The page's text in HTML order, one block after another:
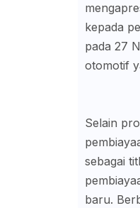
kepada
pada 27
otomotif
Selain
sebagai
baru.